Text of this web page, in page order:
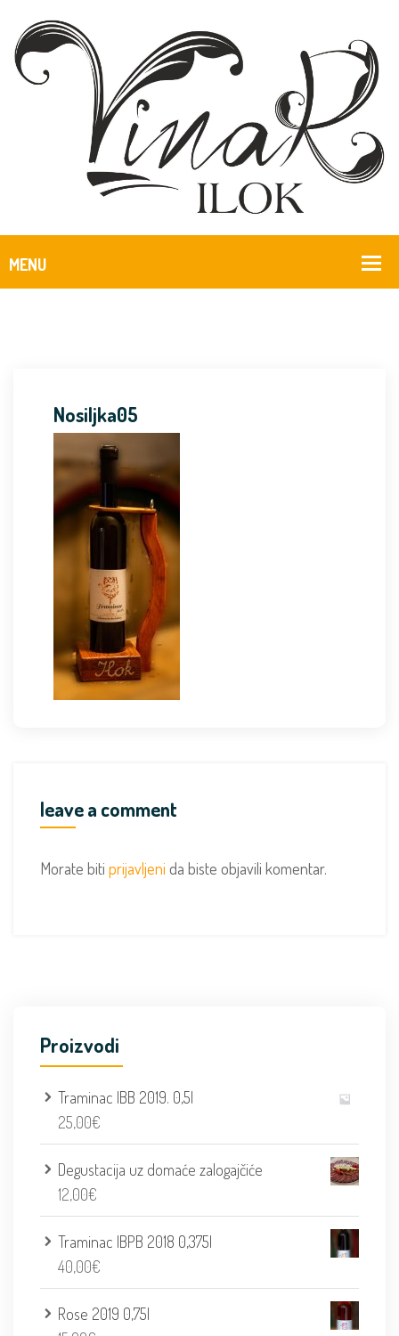
Nosiljka05
leave a comment
Morate biti prijavljeni da biste objavili komentar.
Proizvodi
Traminac IBB 2019. 0,5l
25,00€
Degustacija uz domaće zalogajčiće
12,00€
Traminac IBPB 2018 0,375l
40,00€
Rose 2019 0,75l